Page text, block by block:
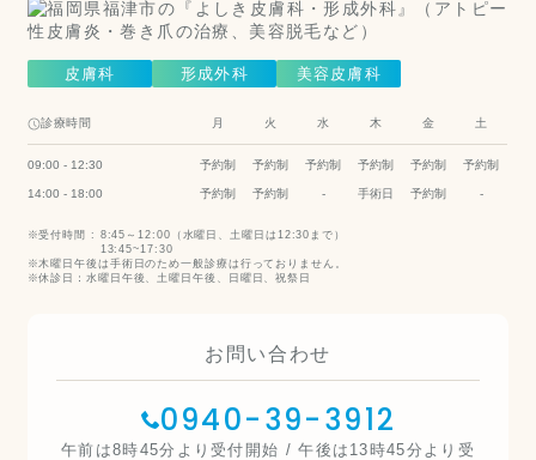
皮膚科 形成外科 美容皮膚科
診療時間 月 火 水 木 金 土
09:00 - 12:30 予約制 予約制 予約制 予約制 予約制 予約制
14:00 - 18:00 予約制 予約制 - 手術日 予約制 -
受付時間 : 8:45～12:00（水曜日、土曜日は12:30まで）
13:45~17:30
木曜日午後は手術日のため一般診療は行っておりません。
休診日：水曜日午後、土曜日午後、日曜日、祝祭日
お問い合わせ
0940-39-3912
午前は8時45分より受付開始 / 午後は13時45分より受